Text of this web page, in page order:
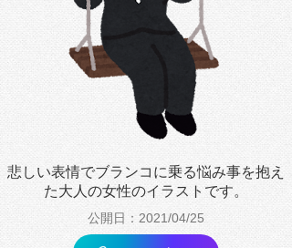
悲しい表情でブランコに乗る悩み事を抱え
た大人の女性のイラストです。
公開日：2021/04/25